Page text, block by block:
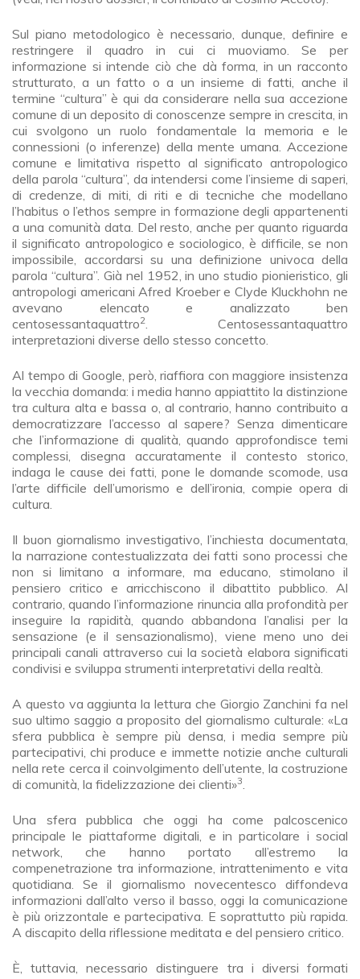
Sul piano metodologico è necessario, dunque, definire e
restringere il quadro in cui ci muoviamo. Se per
informazione si intende ciò che dà forma, in un racconto
strutturato, a un fatto o a un insieme di fatti, anche il
termine “cultura” è qui da considerare nella sua accezione
comune di un deposito di conoscenze sempre in crescita, in
cui svolgono un ruolo fondamentale la memoria e le
connessioni (o inferenze) della mente umana. Accezione
comune e limitativa rispetto al significato antropologico
della parola “cultura”, da intendersi come l’insieme di saperi,
di credenze, di miti, di riti e di tecniche che modellano
l’habitus o l’ethos sempre in formazione degli appartenenti
a una comunità data. Del resto, anche per quanto riguarda
il significato antropologico e sociologico, è difficile, se non
impossibile, accordarsi su una definizione univoca della
parola “cultura”. Già nel 1952, in uno studio pionieristico, gli
antropologi americani Afred Kroeber e Clyde Kluckhohn ne
avevano elencato e analizzato ben
centosessantaquattro2. Centosessantaquattro
interpretazioni diverse dello stesso concetto.
Al tempo di Google, però, riaffiora con maggiore insistenza
la vecchia domanda: i media hanno appiattito la distinzione
tra cultura alta e bassa o, al contrario, hanno contribuito a
democratizzare l’accesso al sapere? Senza dimenticare
che l’informazione di qualità, quando approfondisce temi
complessi, disegna accuratamente il contesto storico,
indaga le cause dei fatti, pone le domande scomode, usa
l’arte difficile dell’umorismo e dell’ironia, compie opera di
cultura.
Il buon giornalismo investigativo, l’inchiesta documentata,
la narrazione contestualizzata dei fatti sono processi che
non si limitano a informare, ma educano, stimolano il
pensiero critico e arricchiscono il dibattito pubblico. Al
contrario, quando l’informazione rinuncia alla profondità per
inseguire la rapidità, quando abbandona l’analisi per la
sensazione (e il sensazionalismo), viene meno uno dei
principali canali attraverso cui la società elabora significati
condivisi e sviluppa strumenti interpretativi della realtà.
A questo va aggiunta la lettura che Giorgio Zanchini fa nel
suo ultimo saggio a proposito del giornalismo culturale: «La
sfera pubblica è sempre più densa, i media sempre più
partecipativi, chi produce e immette notizie anche culturali
nella rete cerca il coinvolgimento dell’utente, la costruzione
di comunità, la fidelizzazione dei clienti»3.
Una sfera pubblica che oggi ha come palcoscenico
principale le piattaforme digitali, e in particolare i social
network, che hanno portato all’estremo la
compenetrazione tra informazione, intrattenimento e vita
quotidiana. Se il giornalismo novecentesco diffondeva
informazioni dall’alto verso il basso, oggi la comunicazione
è più orizzontale e partecipativa. E soprattutto più rapida.
A discapito della riflessione meditata e del pensiero critico.
È, tuttavia, necessario distinguere tra i diversi formati